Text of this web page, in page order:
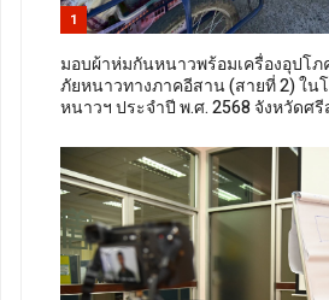
1
มอบผ้าห่มกันหนาวพร้อมเครื่องอุปโ
ภัยหนาวทางภาคอีสาน (สายที่ 2) ใน
หนาวฯ ประจำปี พ.ศ. 2568 จังหวัดศรี